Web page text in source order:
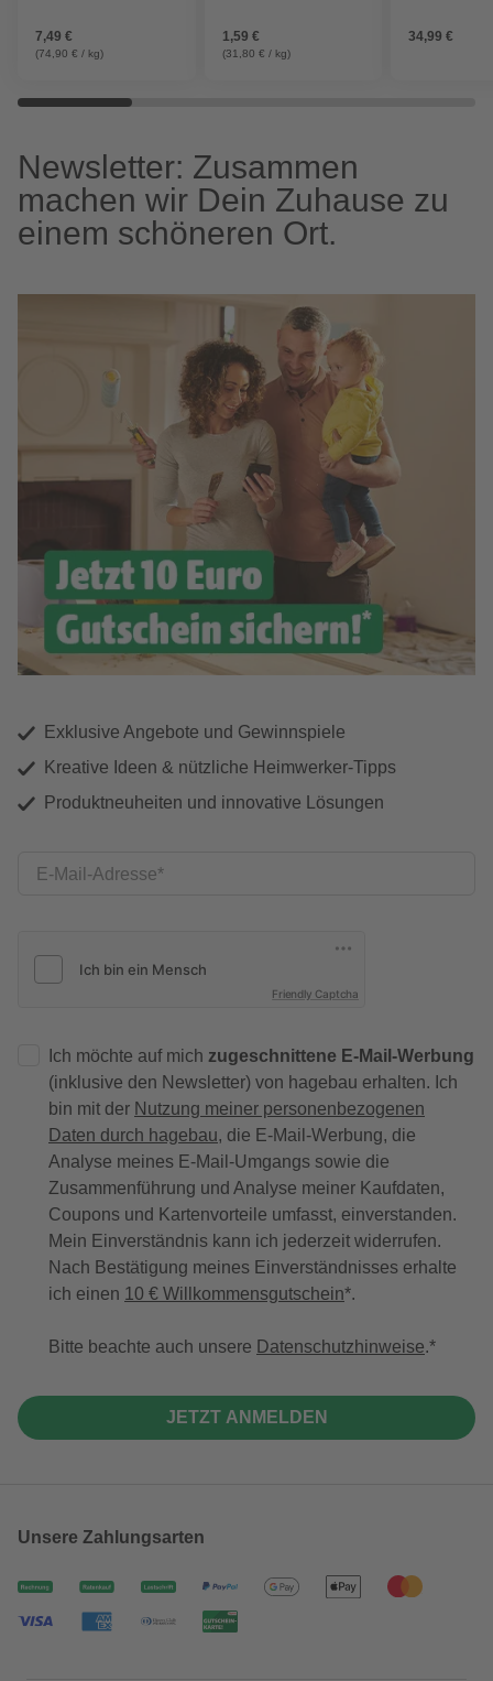
7,49 €
(74,90 € / kg)
1,59 €
(31,80 € / kg)
Spielfeld
34,99 €
Newsletter: Zusammen
machen wir Dein Zuhause zu
einem schöneren Ort.
Exklusive Angebote und Gewinnspiele
Kreative Ideen & nützliche Heimwerker-Tipps
Produktneuheiten und innovative Lösungen
E-Mail-Adresse
Friendly Captcha
Ich möchte auf mich zugeschnittene E-Mail-Werbung
(inklusive den Newsletter) von hagebau erhalten. Ich
bin mit der Nutzung meiner personenbezogenen
Daten durch hagebau, die E-Mail-Werbung, die
Analyse meines E-Mail-Umgangs sowie die
Zusammenführung und Analyse meiner Kaufdaten,
Coupons und Kartenvorteile umfasst, einverstanden.
Mein Einverständnis kann ich jederzeit widerrufen.
Nach Bestätigung meines Einverständnisses erhalte
ich einen 10 € Willkommensgutschein*.
Bitte beachte auch unsere Datenschutzhinweise.
JETZT ANMELDEN
Unsere Zahlungsarten